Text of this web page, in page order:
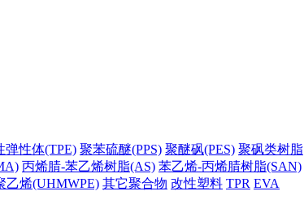
弹性体(TPE) 聚苯硫醚(PPS) 聚醚砜(PES) 聚砜类树脂
丙烯腈-苯乙烯树脂(AS) 苯乙烯-丙烯腈树脂(SAN)
乙烯(UHMWPE) 其它聚合物 改性塑料 TPR EVA